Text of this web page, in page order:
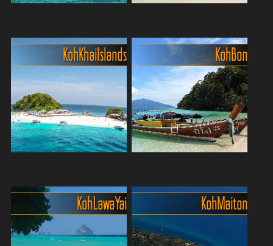
Lone (Koh Lon)
Du suchst das kleine
Inselabenteuer – aber ohne
ohne Massenandrang?
Dann ab nach Koh Lone,
das kleine Tropenparadies
direkt vor...
Hae)
Wer tropisches Postkarten-
Feeling sucht, muss gar
nicht weit raus: Coral Island
(Koh Hae) liegt nur wenige
Minuten mit dem Boot von
Phuket entfernt – ...
Tagesausflug
Lust auf ein tropisches
Paradies? Entdecke die Khai
Inseln in Phuket! Dieses
Koh Khai Islands
Entdecke Koh Bon, ein
verstecktes Juwel nur einen
entfernt. Diese malerische
Koh Bon
Koh Lawa Yai Koh Maiton